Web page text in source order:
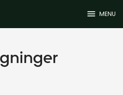
menu MENU